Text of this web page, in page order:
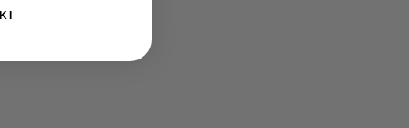
Furterer